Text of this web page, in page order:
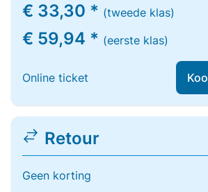
€ 33,30 * (tweede klas)
€ 59,94 * (eerste klas)
Online ticket
Retour
Geen korting